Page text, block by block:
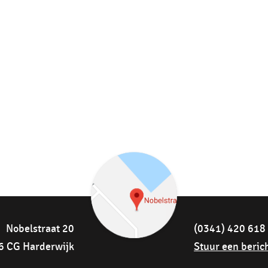
Nobelstraat 20
CG Harderwijk
(0341) 420 618
Stuur een